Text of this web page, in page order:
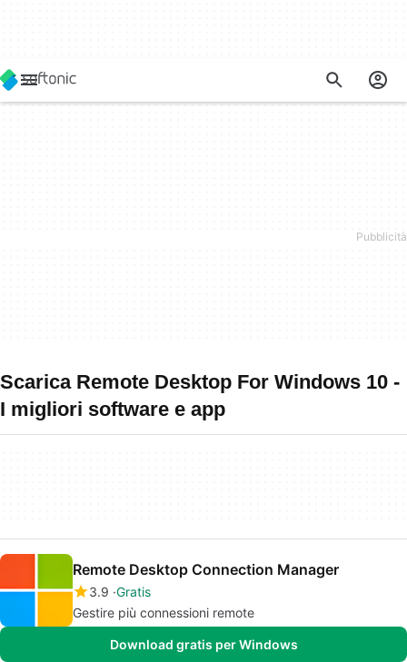
Scarica Remote Desktop For Windows 10 -
I migliori software e app
Remote Desktop Connection Manager
3.9 Gratis
Gestire più connessioni remote
Download gratis per Windows